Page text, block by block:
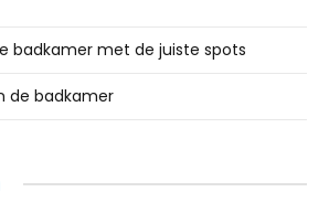
badkamer met de juiste spots
de badkamer